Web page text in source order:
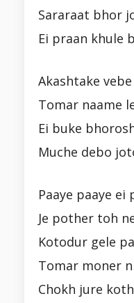
Sararaat bhor
Ei praan khule
Akashtake
Tomar naame
Ei buke
Muche debo
Paaye paaye
Je pother toh
Kotodur gele
Tomar moner
Chokh jure